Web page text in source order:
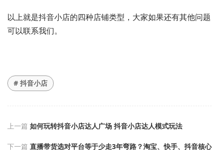
以上就是抖音小店的四种店铺类型，大家如果还有其他问题
可以联系我们。
# 抖音小店
上一篇 如何玩转抖音小店达人广场 抖音小店达人模式玩法
下一篇 直播带货选对平台等于少走3年弯路？淘宝、快手、抖音核心